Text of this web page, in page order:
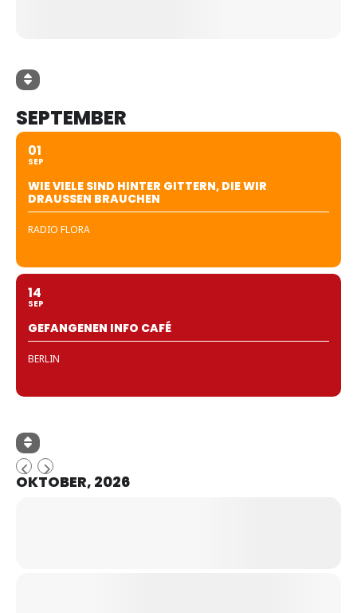
SEPTEMBER
01
SEP
WIE VIELE SIND HINTER GITTERN, DIE WIR
DRAUSSEN BRAUCHEN
RADIO FLORA
14
SEP
GEFANGENEN INFO CAFÉ
BERLIN
OKTOBER, 2026